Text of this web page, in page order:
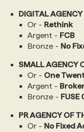
ANNONCEZ
DIGITAL AGENCY
Or - Rethink
Argent - FCB
Bronze - No
SMALL AGENCY
Or - One
Argent -
Bronze - FUSE
PR AGENCY OF
Or - No Fixed